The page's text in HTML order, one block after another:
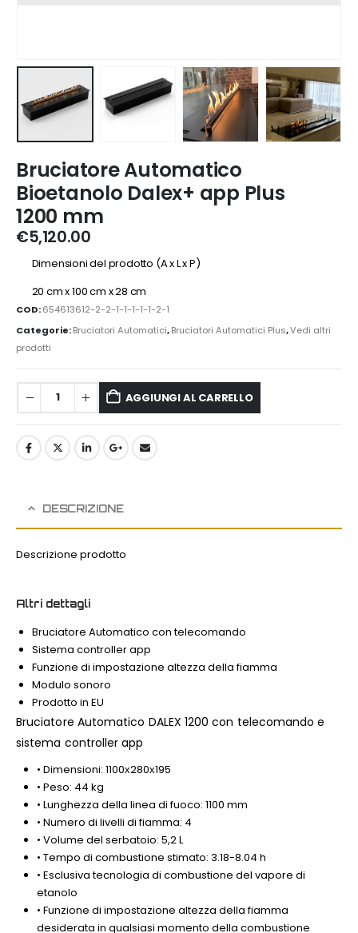
Bruciatore Automatico
Bioetanolo Dalex+ app Plus
1200 mm
€5,120.00
Dimensioni del prodotto (A x L x P)
20 cm x 100 cm x 28 cm
COD:654613612-2-2-1-1-1-1-1-2-1
Categorie:Bruciatori Automatici,Bruciatori Automatici Plus,Vedi altri
prodotti
AGGIUNGI AL CARRELLO
DESCRIZIONE
Descrizione prodotto
Altri dettagli
Bruciatore Automatico con telecomando
Sistema controller app
Funzione di impostazione altezza della fiamma
Modulo sonoro
Prodotto in EU
Bruciatore Automatico DALEX 1200 con telecomando e
sistema controller app
• Dimensioni: 1100х280х195
• Peso: 44 kg
• Lunghezza della linea di fuoco: 1100 mm
• Numero di livelli di fiamma: 4
• Volume del serbatoio: 5,2 L
• Tempo di combustione stimato: 3.18-8.04 h
• Esclusiva tecnologia di combustione del vapore di
etanolo
• Funzione di impostazione altezza della fiamma
desiderata in qualsiasi momento della combustione